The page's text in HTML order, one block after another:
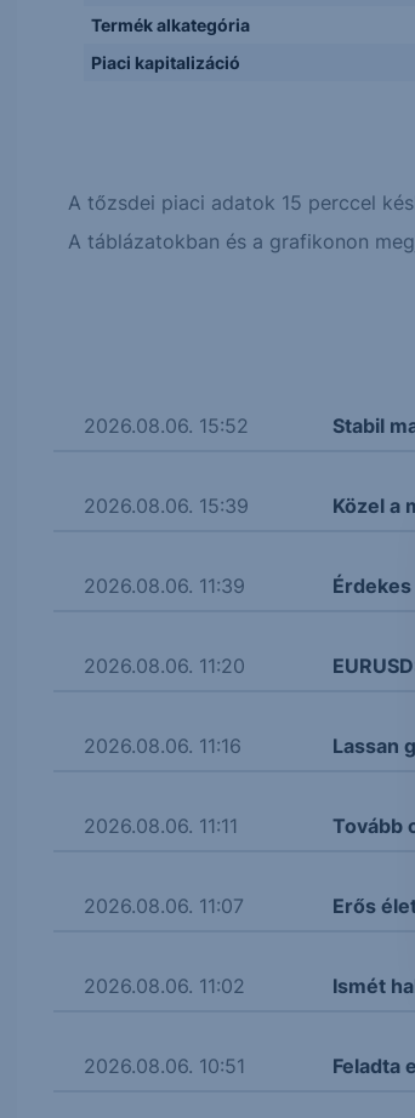
Termék alkategória
Piaci kapitalizáció
A tőzsdei piaci adatok 15 perccel
A táblázatokban és a grafikonon
2026.08.06. 15:52 Stabil
2026.08.06. 15:39 Közel a
2026.08.06. 11:39 Érdekes
2026.08.06. 11:20
2026.08.06. 11:16 Lassan
2026.08.06. 11:11 Tovább
2026.08.06. 11:07 Erős
2026.08.06. 11:02 Ismét
2026.08.06. 10:51 Feladta